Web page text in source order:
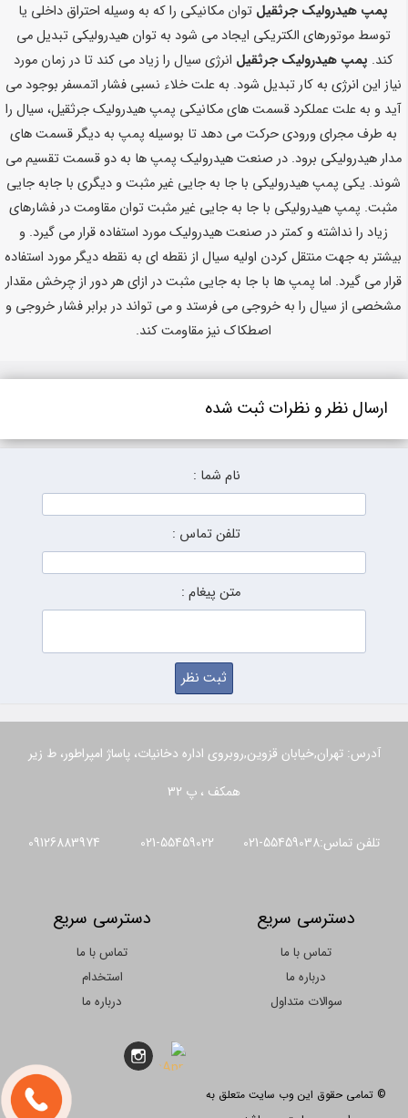
پمپ هیدرولیک جرثقیل توان مکانیکی را که به وسیله احتراق داخلی یا
توسط موتورهای الکتریکی ایجاد می شود به توان هیدرولیکی تبدیل می
کند. پمپ هیدرولیک جرثقیل انرژی سیال را زیاد می کند تا در زمان مورد
نیاز این انرژی به کار تبدیل شود. به علت خلاء نسبی فشار اتمسفر بوجود می
آید و به علت عملکرد قسمت های مکانیکی پمپ هیدرولیک جرثقیل، سیال را
به طرف مجرای ورودی حرکت می دهد تا بوسیله پمپ به دیگر قسمت های
مدار هیدرولیکی برود. در صنعت هیدرولیک پمپ ها به دو قسمت تقسیم می
شوند. یکی پمپ هیدرولیکی با جا به جایی غیر مثبت و دیگری با جابه جایی
مثبت. پمپ هیدرولیکی با جا به جایی غیر مثبت توان مقاومت در فشارهای
زیاد را نداشته و کمتر در صنعت هیدرولیک مورد استفاده قرار می گیرد. و
بیشتر به جهت منتقل کردن اولیه سیال از نقطه ای به نقطه دیگر مورد استفاده
قرار می گیرد. اما پمپ ها با جا به جایی مثبت در ازای هر دور از چرخش مقدار
مشخصی از سیال را به خروجی می فرستد و می تواند در برابر فشار خروجی و
اصطکاک نیز مقاومت کند.
ارسال نظر و نظرات ثبت شده
نام شما :
تلفن تماس :
متن پیغام :
آدرس: تهران,خیابان قزوین,روبروی اداره دخانیات، پاساژ امپراطور، ط زیر
همکف ، پ 32
تلفن تماس:55459038-021 55459022-021 09126883974
دسترسی سریع
تماس با ما
درباره ما
سوالات متداول
دسترسی سریع
تماس با ما
استخدام
درباره ما
© تمامی حقوق این وب سایت متعلق به